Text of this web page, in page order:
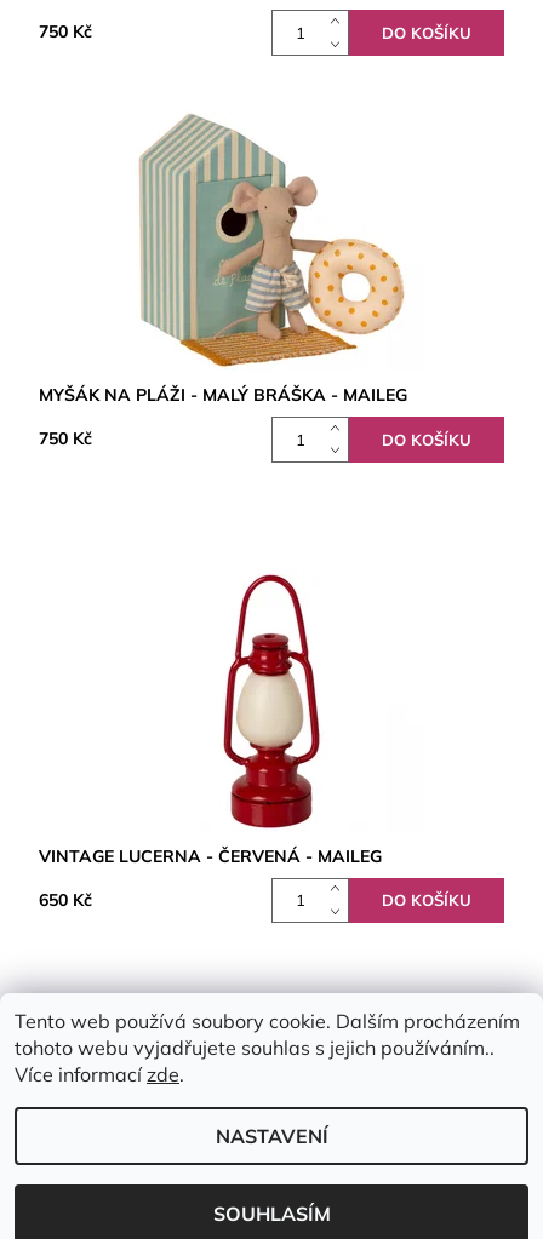
750 Kč
MYŠÁK NA PLÁŽI - MALÝ BRÁŠKA - MAILEG
750 Kč
VINTAGE LUCERNA - ČERVENÁ - MAILEG
650 Kč
2026 © Emimis.cz, všechna práva vyhrazena
Vytvořil Shoptet
Tento web používá soubory cookie. Dalším procházením
tohoto webu vyjadřujete souhlas s jejich používáním..
Více informacízde.
NASTAVENÍ
SOUHLASÍM